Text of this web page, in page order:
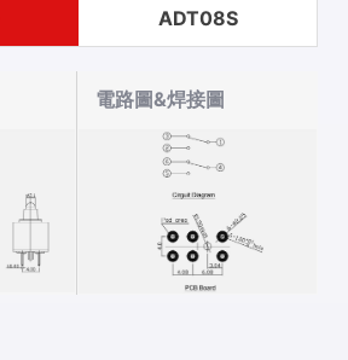
ADT08S
電路圖&焊接圖